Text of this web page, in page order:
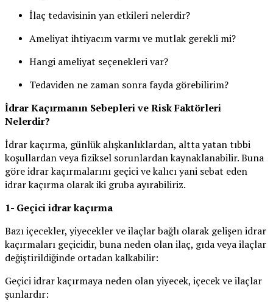
İlaç tedavisinin yan etkileri nelerdir?
Ameliyat ihtiyacım varmı ve mutlak gerekli mi?
Hangi ameliyat seçenekleri var?
Tedaviden ne zaman sonra fayda görebilirim?
İdrar Kaçırmanın Sebepleri ve Risk Faktörleri
Nelerdir?
İdrar kaçırma, günlük alışkanlıklardan, altta yatan tıbbi
koşullardan veya fiziksel sorunlardan kaynaklanabilir. Buna
göre idrar kaçırmalarını geçici ve kalıcı yani sebat eden
idrar kaçırma olarak iki gruba ayırabiliriz.
1- Geçici idrar kaçırma
Bazı içecekler, yiyecekler ve ilaçlar bağlı olarak gelişen idrar
kaçırmaları geçicidir, buna neden olan ilaç, gıda veya ilaçlar
değiştirildiğinde ortadan kalkabilir:
Geçici idrar kaçırmaya neden olan yiyecek, içecek ve ilaçlar
şunlardır: